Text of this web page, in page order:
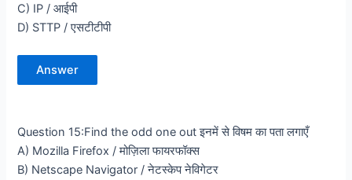
C) IP / आईपी
D) STTP / एसटीटीपी
Answer
Question 15:Find the odd one out इनमें से विषम का पता लगाएँ
A) Mozilla Firefox / मोज़िला फायरफॉक्स
B) Netscape Navigator / नेटस्केप नेविगेटर